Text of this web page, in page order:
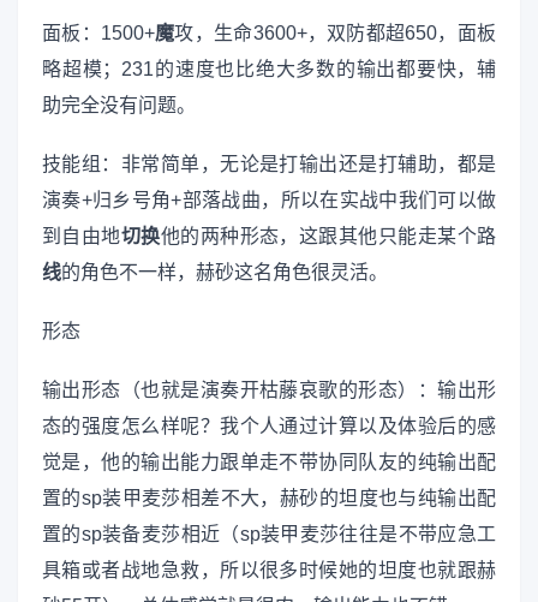
面板：1500+魔攻，生命3600+，双防都超650，面板
略超模；231的速度也比绝大多数的输出都要快，辅
助完全没有问题。
技能组：非常简单，无论是打输出还是打辅助，都是
演奏+归乡号角+部落战曲，所以在实战中我们可以做
到自由地切换他的两种形态，这跟其他只能走某个路
线的角色不一样，赫砂这名角色很灵活。
形态
输出形态（也就是演奏开枯藤哀歌的形态）：输出形
态的强度怎么样呢？我个人通过计算以及体验后的感
觉是，他的输出能力跟单走不带协同队友的纯输出配
置的sp装甲麦莎相差不大，赫砂的坦度也与纯输出配
置的sp装备麦莎相近（sp装甲麦莎往往是不带应急工
具箱或者战地急救，所以很多时候她的坦度也就跟赫